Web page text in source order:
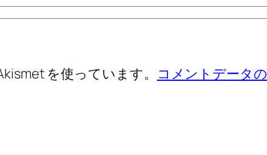
を使っています。
コメントデータ